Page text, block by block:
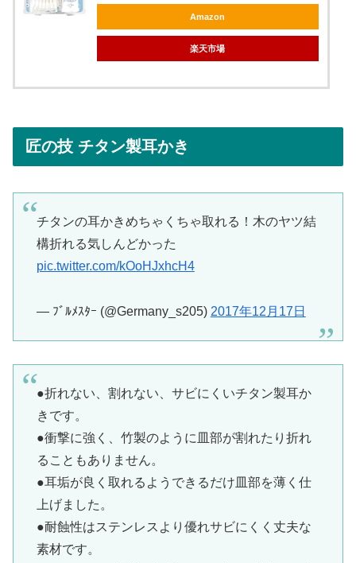
Amazon
楽天市場
匠の技 チタン製耳かき
チタンの耳かきめちゃくちゃ取れる！木のヤツ結
構折れる気しんどかった
pic.twitter.com/kOoHJxhcH4
— ﾌﾞﾙﾒｽﾀｰ (@Germany_s205) 2017年12月17日
●折れない、割れない、サビにくいチタン製耳か
きです。
●衝撃に強く、竹製のように皿部が割れたり折れ
ることもありません。
●耳垢が良く取れるようできるだけ皿部を薄く仕
上げました。
●耐蝕性はステンレスより優れサビにくく丈夫な
素材です。